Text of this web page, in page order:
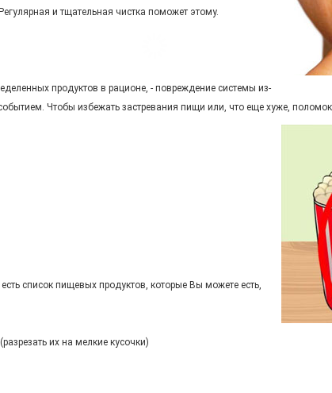
и тщательная чистка поможет этому.
продуктов в рационе, - повреждение системы из-
Чтобы избежать застревания пищи или, что еще хуже, поломок,
список пищевых продуктов, которые Вы можете есть,
их на мелкие кусочки)